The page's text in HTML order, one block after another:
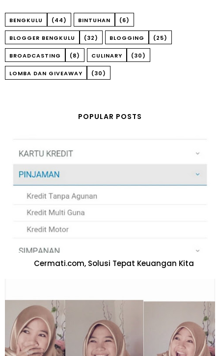
BENGKULU (44) BINTUHAN (6)
BLOGGER BENGKULU (32) BLOGGING (25)
BROADCASTING (8) CULINARY (30)
LOMBA DAN GIVEAWAY (30)
POPULAR POSTS
Cermati.com, Solusi Tepat Keuangan Kita